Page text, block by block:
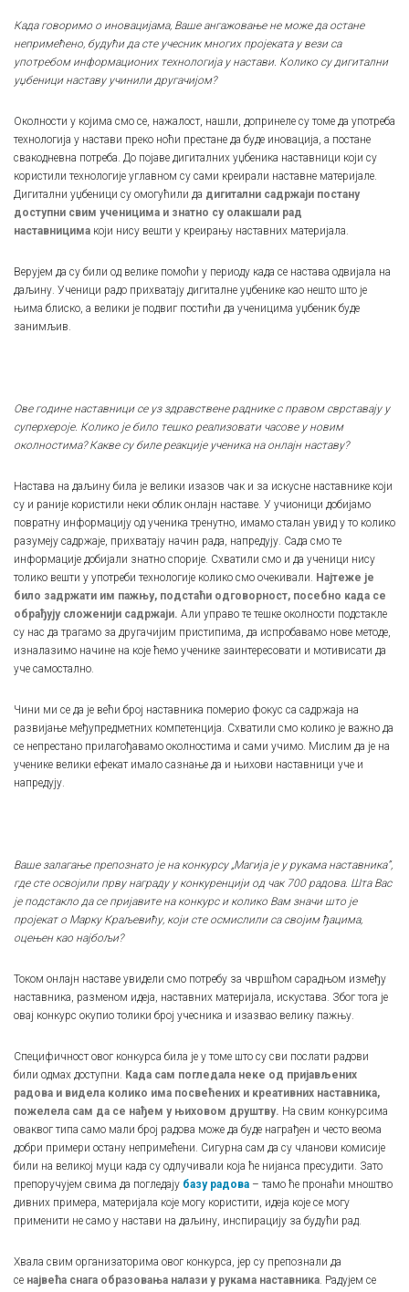
Када говоримо о иновацијама, Ваше ангажовање не може да остане
непримећено, будући да сте учесник многих пројеката у вези са
употребом информационих технологија у настави. Колико су дигитални
уџбеници наставу учинили другачијом?
Околности у којима смо се, нажалост, нашли, допринеле су томе да употреба
технологија у настави преко ноћи престане да буде иновација, а постане
свакодневна потреба. До појаве дигиталних уџбеника наставници који су
користили технологије углавном су сами креирали наставне материјале.
Дигитални уџбеници су омогућили да дигитални садржаји постану
доступни свим ученицима и знатно су олакшали рад
наставницима који нису вешти у креирању наставних материјала.
Верујем да су били од велике помоћи у периоду када се настава одвијала на
даљину. Ученици радо прихватају дигиталне уџбенике као нешто што је
њима блиско, а велики је подвиг постићи да ученицима уџбеник буде
занимљив.
Ове године наставници се уз здравствене раднике с правом сврставају у
суперхероје. Колико је било тешко реализовати часове у новим
околностима? Какве су биле реакције ученика на онлајн наставу?
Настава на даљину била је велики изазов чак и за искусне наставнике који
су и раније користили неки облик онлајн наставе. У учионици добијамо
повратну информацију од ученика тренутно, имамо сталан увид у то колико
разумеју садржаје, прихватају начин рада, напредују. Сада смо те
информације добијали знатно спорије. Схватили смо и да ученици нису
толико вешти у употреби технологије колико смо очекивали. Најтеже је
било задржати им пажњу, подстаћи одговорност, посебно када се
обрађују сложенији садржаји. Али управо те тешке околности подстакле
су нас да трагамо за другачијим пристипима, да испробавамо нове методе,
изналазимо начине на које ћемо ученике заинтересовати и мотивисати да
уче самостално.
Чини ми се да је већи број наставника померио фокус са садржаја на
развијање међупредметних компетенција. Схватили смо колико је важно да
се непрестано прилагођавамо околностима и сами учимо. Мислим да је на
ученике велики ефекат имало сазнање да и њихови наставници уче и
напредују.
Ваше залагање препознато је на конкурсу „Магија је у рукама наставника”,
где сте освојили прву награду у конкуренцији од чак 700 радова. Шта Вас
је подстакло да се пријавите на конкурс и колико Вам значи што је
пројекат о Марку Краљевићу, који сте осмислили са својим ђацима,
оцењен као најбољи?
Током онлајн наставе увидели смо потребу за чвршћом сарадњом између
наставника, разменом идеја, наставних материјала, искустава. Због тога је
овај конкурс окупио толики број учесника и изазвао велику пажњу.
Специфичност овог конкурса била је у томе што су сви послати радови
били одмах доступни. Када сам погледала неке од пријављених
радова и видела колико има посвећених и креативних наставника,
пожелела сам да се нађем у њиховом друштву. На свим конкурсима
оваквог типа само мали број радова може да буде награђен и често веома
добри примери остану непримећени. Сигурна сам да су чланови комисије
били на великој муци када су одлучивали која ће нијанса пресудити. Зато
препоручујем свима да погледају базу радова – тамо ће пронаћи мноштво
дивних примера, материјала које могу користити, идеја које се могу
применити не само у настави на даљину, инспирацију за будући рад.
Хвала свим организаторима овог конкурса, јер су препознали да
се највећа снага образовања налази у рукама наставника. Радујем се